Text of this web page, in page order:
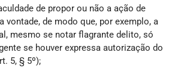
de propor ou não a ação de
vontade, de modo que, por exemplo, a
mesmo se notar flagrante delito, só
se houver expressa autorização do
5, § 5º);